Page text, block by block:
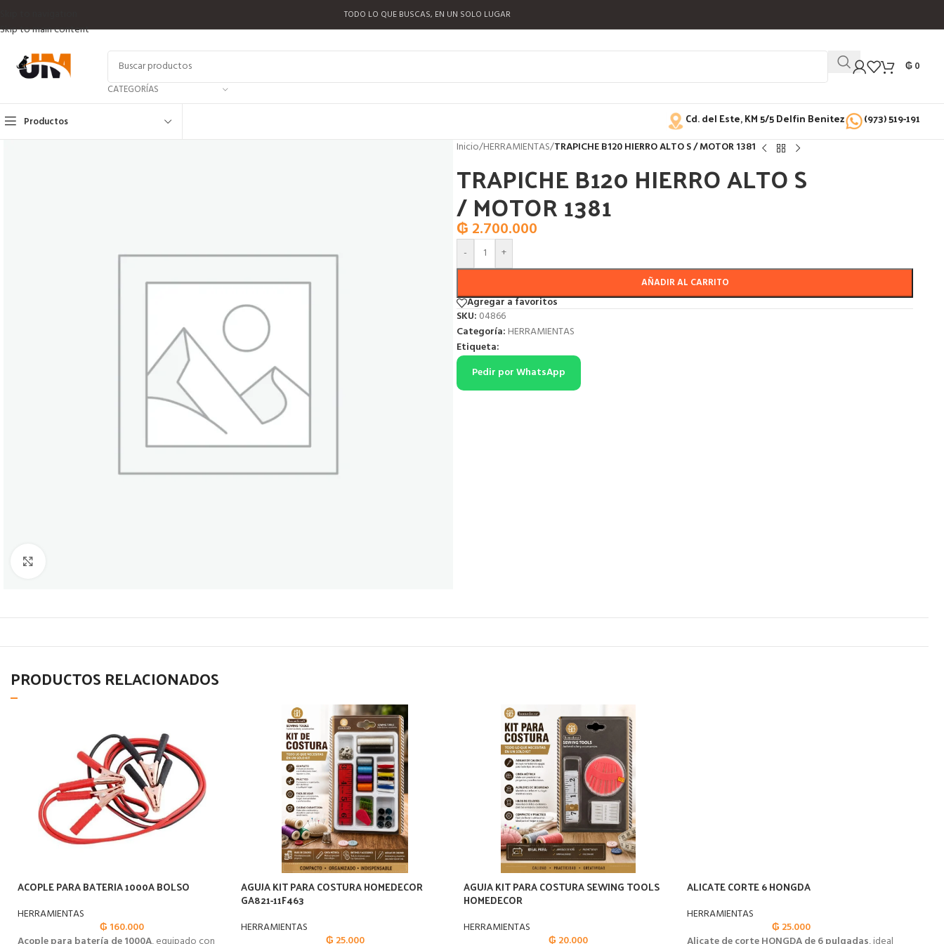
Skip to main content
TODO LO QUE BUSCAS, EN UN SOLO LUGAR
CATEGORÍAS
₲0
Productos Cd. del Este, KM 5/5 Delfin Benitez (973) 519-191
Inicio/HERRAMIENTAS/TRAPICHE B120 HIERRO ALTO S / MOTOR 1381
TRAPICHE B120 HIERRO ALTO S
/ MOTOR 1381
₲ 2.700.000
- +
AÑADIR AL CARRITO
Agregar a favoritos
SKU: 04866
Categoría: HERRAMIENTAS
Etiqueta:
Pedir por WhatsApp
PRODUCTOS RELACIONADOS
ACOPLE PARA BATERIA 1000A BOLSO
HERRAMIENTAS
₲ 160.000
AGUJA KIT PARA COSTURA HOMEDECOR
GA821-11F463
HERRAMIENTAS
AGUJA KIT PARA COSTURA SEWING TOOLS
HOMEDECOR
HERRAMIENTAS
ALICATE CORTE 6 HONGDA
HERRAMIENTAS
₲ 25.000